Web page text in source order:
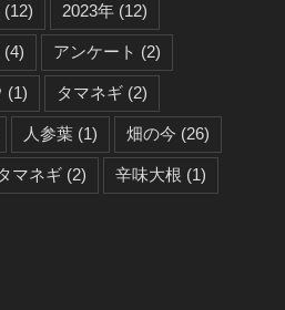
(12) 2023年 (12)
(4) アンケート (2)
(1) タマネギ (2)
人参葉 (1) 畑の今 (26)
マネギ (2) 辛味大根 (1)